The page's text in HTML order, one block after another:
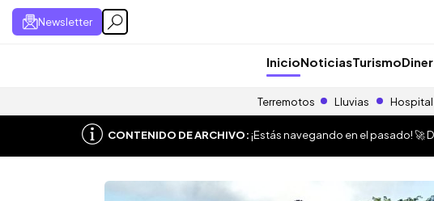
Newsletter
InicioNoticiasTurismo
Terremotos Lluvias Hospital
CONTENIDO DE ARCHIVO:¡Estás navegando en el pasado! 🚀